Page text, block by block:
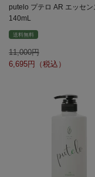
putelo プテロ AR エッセ
140mL
送料無料
11,000
6,695